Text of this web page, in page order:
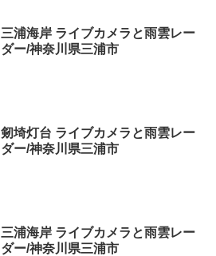
三浦海岸 ライブカメラと雨雲レー
ダー/神奈川県三浦市
剱埼灯台 ライブカメラと雨雲レー
ダー/神奈川県三浦市
三浦海岸 ライブカメラと雨雲レー
ダー/神奈川県三浦市